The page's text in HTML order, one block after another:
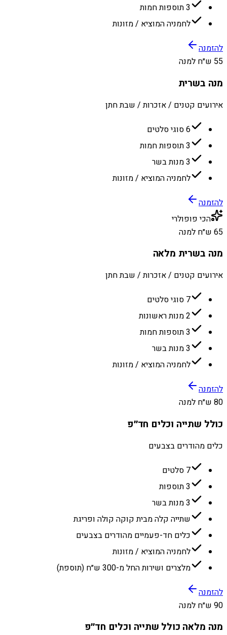
3 תוספות חמות
לחמניה המוציא / מזונות
להזמנה
55 ש״ח למנה
מנה בשרית
אירועים קטנים / אזכרות / שבת חתן
6 סוגי סלטים
3 תוספות חמות
3 מנות בשר
לחמניה המוציא / מזונות
להזמנה
הכי פופולרי
65 ש״ח למנה
מנה בשרית מלאה
אירועים קטנים / אזכרות / שבת חתן
7 סוגי סלטים
2 מנות ראשונות
3 תוספות חמות
3 מנות בשר
לחמניה המוציא / מזונות
להזמנה
80 ש״ח למנה
כולל שתייה וכלים חד״פ
כלים מהודרים בצבעים
7 סלטים
3 תוספות
3 מנות בשר
שתייה קלה מבית קוקה קולה ופריגת
כלים חד-פעמיים מהודרים בצבעים
לחמניה המוציא / מזונות
מלצרים ושירות החל מ-300 ש״ח (תוספת)
להזמנה
90 ש״ח למנה
מנה מלאה כולל שתייה וכלים חד״פ